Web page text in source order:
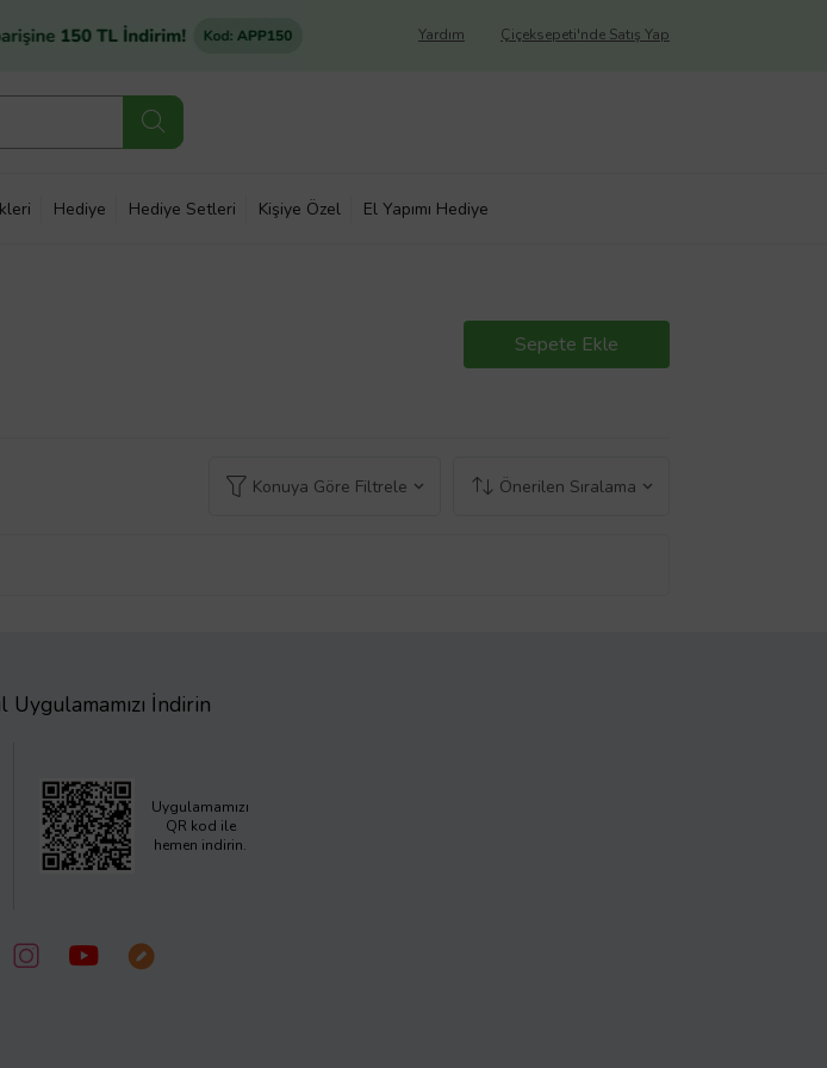
Çiçeksepeti'nde Satış Yap
Yardım
Hediye Hediye Setleri Kişiye Özel El Yapımı Hediye
Sepete Ekle
Konuya Göre Filtrele Önerilen Sıralama
İndirin
Uygulamamızı
QR kod ile
hemen indirin.